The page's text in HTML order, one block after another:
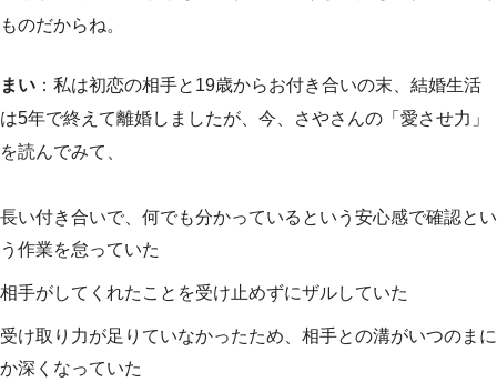
ものだからね。
まい ：私は初恋の相手と19歳からお付き合いの末、結婚生活
は5年で終えて離婚しましたが、今、さやさんの「愛させ力」
を読んでみて、
長い付き合いで、何でも分かっているという安心感で確認とい
う作業を怠っていた
相手がしてくれたことを受け止めずにザルしていた
受け取り力が足りていなかったため、相手との溝がいつのまに
か深くなっていた